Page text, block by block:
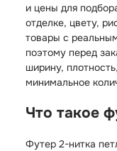
и цены для
отделке, цвету,
товары с
поэтому перед
ширину,
минимальное
Что такое
Футер 2-нитка